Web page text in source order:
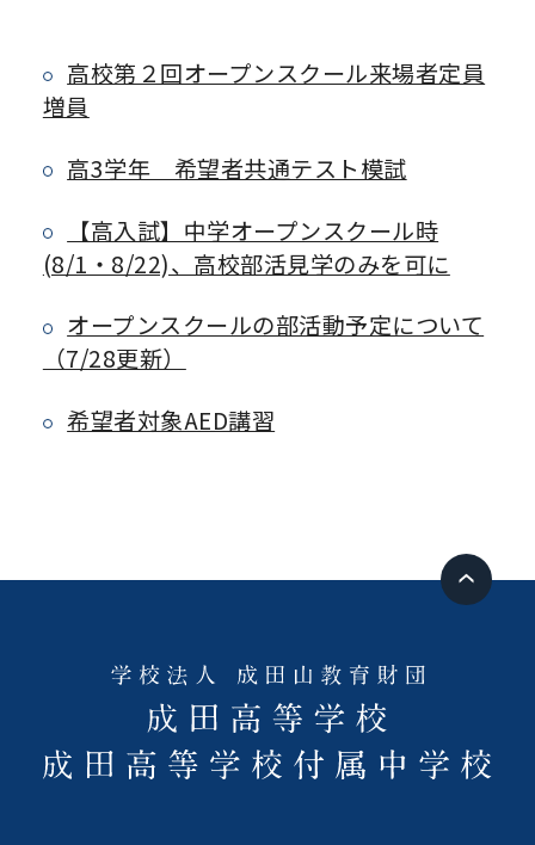
高校第２回オープンスクール来場者定員
増員
高3学年 希望者共通テスト模試
【高入試】中学オープンスクール時
(8/1・8/22)、高校部活見学のみを可に
オープンスクールの部活動予定について
（7/28更新）
希望者対象AED講習